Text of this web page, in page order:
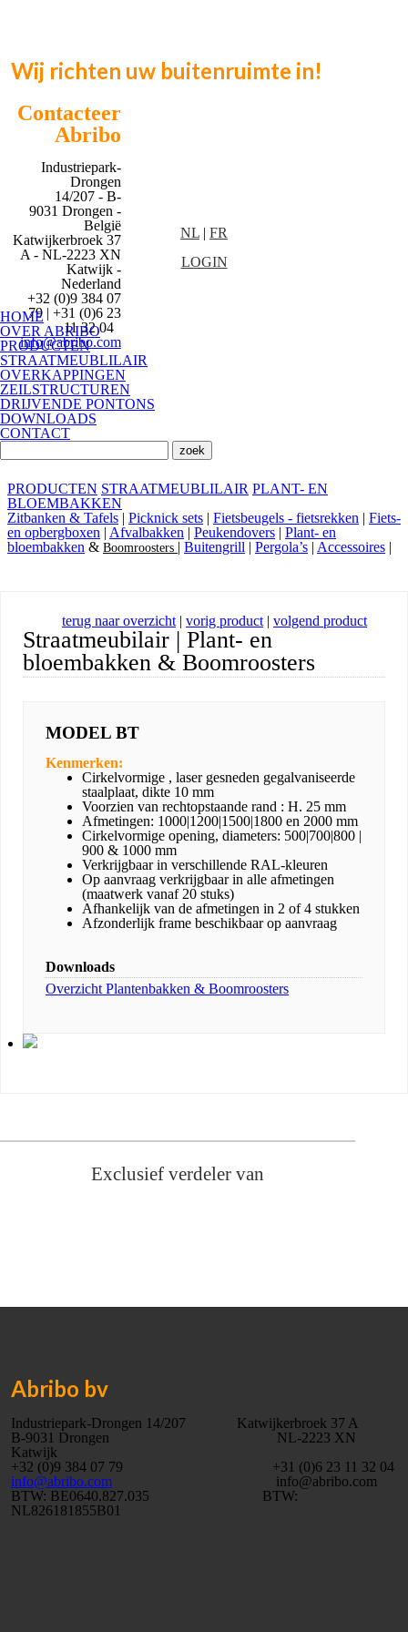
Wij richten uw buitenruimte in!
Contacteer
Abribo
Industriepark-
Drongen
14/207 - B-
9031 Drongen -
België
Katwijkerbroek 37
A - NL-2223 XN
Katwijk -
Nederland
+32 (0)9 384 07
79 | +31 (0)6 23
11 32 04
info@abribo.com
NL | FR
LOGIN
HOME
OVER ABRIBO
PRODUCTEN
STRAATMEUBLILAIR
OVERKAPPINGEN
ZEILSTRUCTUREN
DRIJVENDE PONTONS
DOWNLOADS
CONTACT
PRODUCTEN STRAATMEUBLILAIR PLANT- EN
BLOEMBAKKEN
Zitbanken & Tafels | Picknick sets | Fietsbeugels - fietsrekken | Fiets-
en opbergboxen | Afvalbakken | Peukendovers | Plant- en
bloembakken & Boomroosters | Buitengrill | Pergola’s | Accessoires |
terug naar overzicht |vorig product |volgend product
Straatmeubilair | Plant- en
bloembakken & Boomroosters
MODEL BT
Kenmerken:
Cirkelvormige , laser gesneden gegalvaniseerde
staalplaat, dikte 10 mm
Voorzien van rechtopstaande rand : H. 25 mm
Afmetingen: 1000|1200|1500|1800 en 2000 mm
Cirkelvormige opening, diameters: 500|700|800 |
900 & 1000 mm
Verkrijgbaar in verschillende RAL-kleuren
Op aanvraag verkrijgbaar in alle afmetingen
(maatwerk vanaf 20 stuks)
Afhankelijk van de afmetingen in 2 of 4 stukken
Afzonderlijk frame beschikbaar op aanvraag
Downloads
Overzicht Plantenbakken & Boomroosters
Exclusief verdeler van
Abribo bv
Industriepark-Drongen 14/207 Katwijkerbroek 37 A
B-9031 Drongen NL-2223 XN
Katwijk
+32 (0)9 384 07 79 +31 (0)6 23 11 32 04
info@abribo.com info@abribo.com
BTW: BE0640.827.035 BTW:
NL826181855B01